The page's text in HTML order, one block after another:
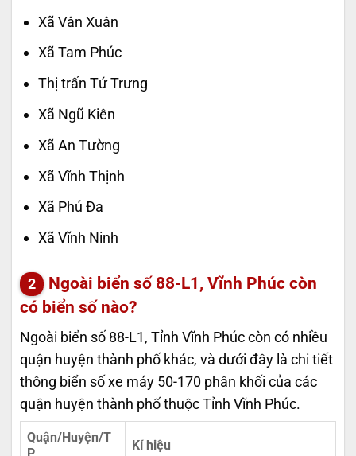
Xã Vân Xuân
Xã Tam Phúc
Thị trấn Tứ Trưng
Xã Ngũ Kiên
Xã An Tường
Xã Vĩnh Thịnh
Xã Phú Đa
Xã Vĩnh Ninh
Ngoài biển số 88-L1, Vĩnh Phúc còn
có biển số nào?
Ngoài biển số 88-L1, Tỉnh Vĩnh Phúc còn có nhiều
quận huyện thành phố khác, và dưới đây là chi tiết
thông biển số xe máy 50-170 phân khối của các
quận huyện thành phố thuộc Tỉnh Vĩnh Phúc.
Quận/Huyện/T
P
Kí hiệu